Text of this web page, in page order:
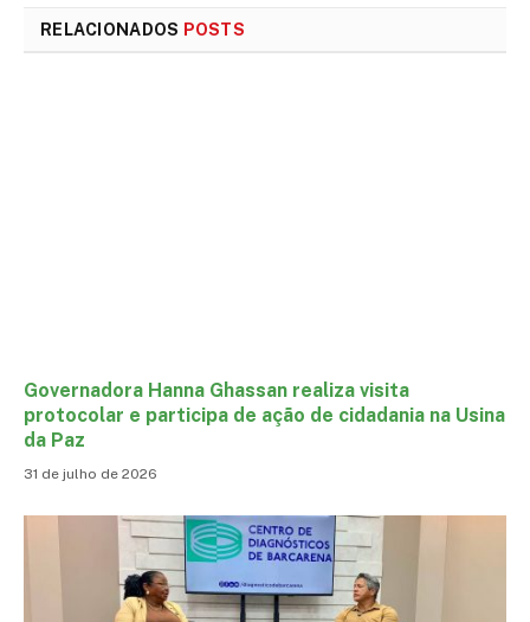
RELACIONADOS POSTS
Governadora Hanna Ghassan realiza visita
protocolar e participa de ação de cidadania na Usina
da Paz
31 de julho de 2026